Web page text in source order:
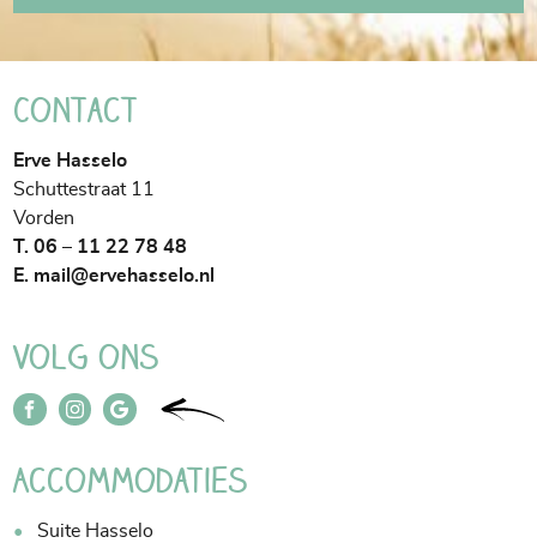
Contact
Erve Hasselo
Schuttestraat 11
Vorden
T. 06 – 11 22 78 48
E. mail@ervehasselo.nl
Volg ons
Accommodaties
Suite Hasselo